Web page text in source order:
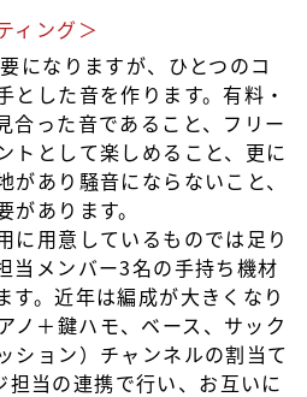
ィング＞
になりますが、ひとつのコ
とした音を作ります。有料・
合った音であること、フリー
トとして楽しめること、更に
あり騒音にならないこと、
あります。
に用意しているものでは足り
当メンバー3名の手持ち機材
す。近年は編成が大きくなり
ノ＋鍵ハモ、ベース、サック
ション）チャンネルの割当て
当の連携で行い、お互いに